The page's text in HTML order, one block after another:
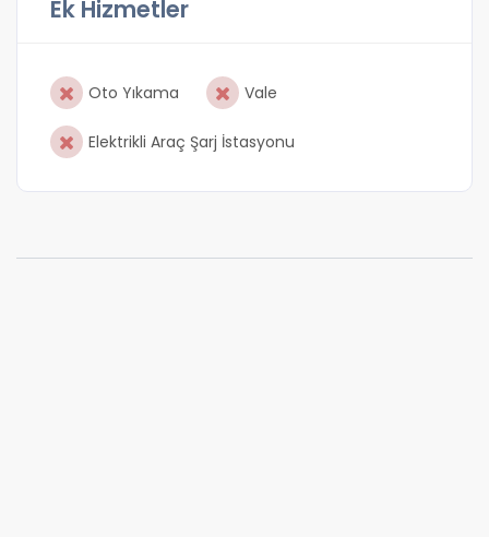
Ek Hizmetler
Oto Yıkama Vale
Elektrikli Araç Şarj İstasyonu